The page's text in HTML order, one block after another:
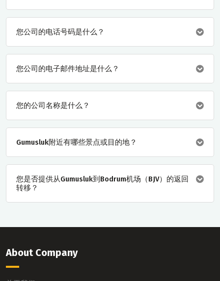
您公司的电话号码是什么？
您公司的电子邮件地址是什么？
您的公司名称是什么？
Gumusluk附近有哪些景点或目的地？
您是否提供从Gumusluk到Bodrum机场（BJV）的返回
转移？
About Company